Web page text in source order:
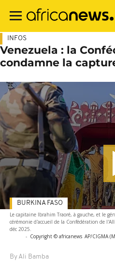
contenu
INFOS
Venezuela : la
condamne la
Le capitaine Ibrahim Traoré, à gauche, et le
cérémonie d'accueil de la Confédération de
déc 2025.
- Copyright © africanews AP/CIGMA
By Ali Bamba
BURKINA FASO